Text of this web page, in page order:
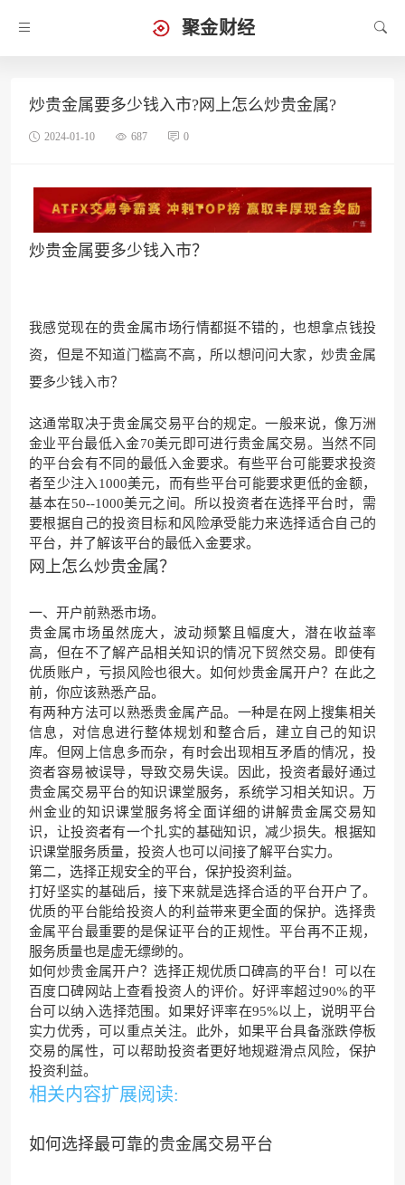
聚金财经
炒贵金属要多少钱入市?网上怎么炒贵金属?
2024-01-10 687 0
炒贵金属要多少钱入市？
我感觉现在的贵金属市场行情都挺不错的，也想拿点钱投
资，但是不知道门槛高不高，所以想问问大家，炒贵金属
要多少钱入市？
这通常取决于贵金属交易平台的规定。一般来说，像万洲
金业平台最低入金70美元即可进行贵金属交易。当然不同
的平台会有不同的最低入金要求。有些平台可能要求投资
者至少注入1000美元，而有些平台可能要求更低的金额，
基本在50--1000美元之间。所以投资者在选择平台时，需
要根据自己的投资目标和风险承受能力来选择适合自己的
平台，并了解该平台的最低入金要求。
网上怎么炒贵金属？
一、开户前熟悉市场。
贵金属市场虽然庞大，波动频繁且幅度大，潜在收益率
高，但在不了解产品相关知识的情况下贸然交易。即使有
优质账户，亏损风险也很大。如何炒贵金属开户？在此之
前，你应该熟悉产品。
有两种方法可以熟悉贵金属产品。一种是在网上搜集相关
信息，对信息进行整体规划和整合后，建立自己的知识
库。但网上信息多而杂，有时会出现相互矛盾的情况，投
资者容易被误导，导致交易失误。因此，投资者最好通过
贵金属交易平台的知识课堂服务，系统学习相关知识。万
州金业的知识课堂服务将全面详细的讲解贵金属交易知
识，让投资者有一个扎实的基础知识，减少损失。根据知
识课堂服务质量，投资人也可以间接了解平台实力。
第二，选择正规安全的平台，保护投资利益。
打好坚实的基础后，接下来就是选择合适的平台开户了。
优质的平台能给投资人的利益带来更全面的保护。选择贵
金属平台最重要的是保证平台的正规性。平台再不正规，
服务质量也是虚无缥缈的。
如何炒贵金属开户？选择正规优质口碑高的平台！可以在
百度口碑网站上查看投资人的评价。好评率超过90%的平
台可以纳入选择范围。如果好评率在95%以上，说明平台
实力优秀，可以重点关注。此外，如果平台具备涨跌停板
交易的属性，可以帮助投资者更好地规避滑点风险，保护
投资利益。
相关内容扩展阅读:
如何选择最可靠的贵金属交易平台